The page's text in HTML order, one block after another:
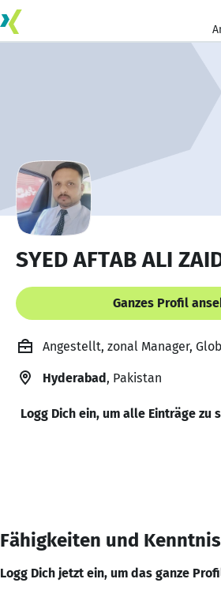
SYED AFTAB ALI
Ganzes Profil
Angestellt, zonal Manager,
Hyderabad, Pakistan
Logg Dich ein, um alle Einträge zu
Fähigkeiten und
Logg Dich jetzt ein, um das ganze